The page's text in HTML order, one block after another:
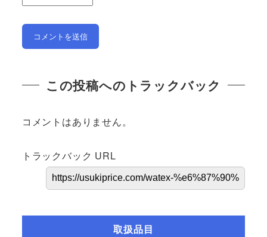
この投稿へのトラックバック
コメントはありません。
トラックバック URL
取扱品目